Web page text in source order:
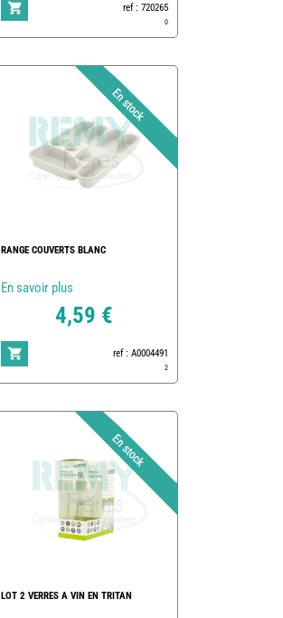
ref : 720265
0
RANGE COUVERTS BLANC
En savoir plus
4,59 €
ref : A0004491
2
LOT 2 VERRES A VIN EN TRITAN